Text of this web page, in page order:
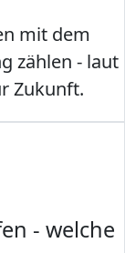
mit dem
zählen - laut
Zukunft.
- welche